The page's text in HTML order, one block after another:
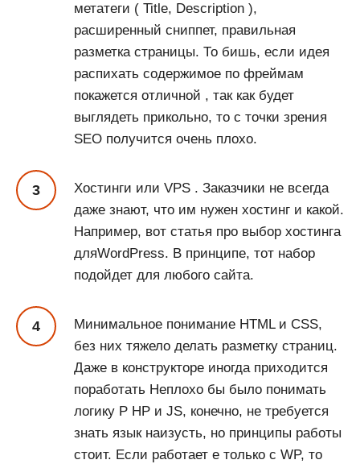
метатеги ( Title, Description ),
расширенный сниппет, правильная
разметка страницы. То бишь, если идея
распихать содержимое по фреймам
покажется отличной , так как будет
выглядеть прикольно, то с точки зрения
SEO получится очень плохо.
Хостинги или VPS . Заказчики не всегда
даже знают, что им нужен хостинг и какой.
Например, вот статья про выбор хостинга
дляWordPress. В принципе, тот набор
подойдет для любого сайта.
Минимальное понимание HTML и CSS,
без них тяжело делать разметку страниц.
Даже в конструкторе иногда приходится
поработать Неплохо бы было понимать
логику P HP и JS, конечно, не требуется
знать язык наизусть, но принципы работы
стоит. Если работает е только с WP, то